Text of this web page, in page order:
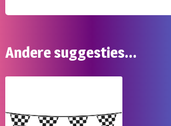
Andere suggesties…